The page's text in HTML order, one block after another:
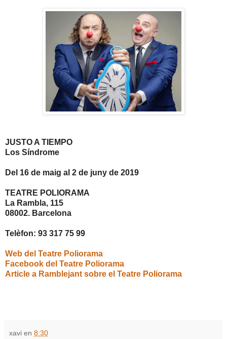
JUSTO A TIEMPO
Los Síndrome
Del 16 de maig al 2 de juny de 2019
TEATRE POLIORAMA
La Rambla, 115
08002. Barcelona
Telèfon: 93 317 75 99
Web del Teatre Poliorama
Facebook del Teatre Poliorama
Article a Ramblejant sobre el Teatre Poliorama
xavi en 8:30